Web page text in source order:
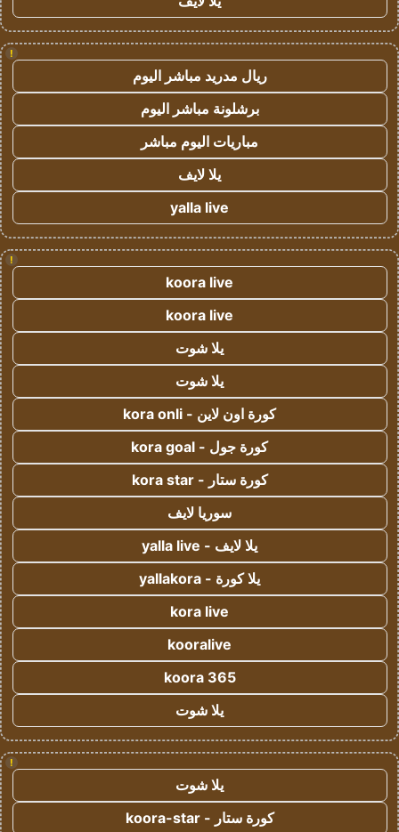
!
ريال مدريد مباشر اليوم
برشلونة مباشر اليوم
مباريات اليوم مباشر
يلا لايف
yalla live
!
koora live
koora live
يلا شوت
يلا شوت
كورة اون لاين - kora onli
كورة جول - kora goal
كورة ستار - kora star
سوريا لايف
يلا لايف - yalla live
يلا كورة - yallakora
kora live
kooralive
koora 365
يلا شوت
!
يلا شوت
كورة ستار - koora-star